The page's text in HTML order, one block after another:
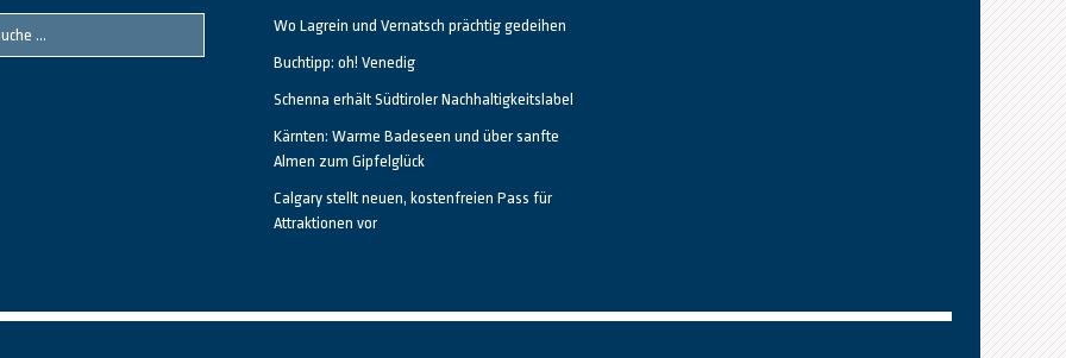
Wo Lagrein und Vernatsch prächtig gedeihen
Buchtipp: oh! Venedig
Schenna erhält Südtiroler Nachhaltigkeitslabel
Kärnten: Warme Badeseen und über sanfte
Almen zum Gipfelglück
Calgary stellt neuen, kostenfreien Pass für
Attraktionen vor